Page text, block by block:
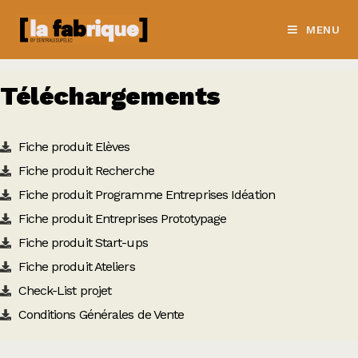
MENU
Téléchargements
Fiche produit Elèves
Fiche produit Recherche
Fiche produit Programme Entreprises Idéation
Fiche produit Entreprises Prototypage
Fiche produit Start-ups
Fiche produit Ateliers
Check-List projet
Conditions Générales de Vente